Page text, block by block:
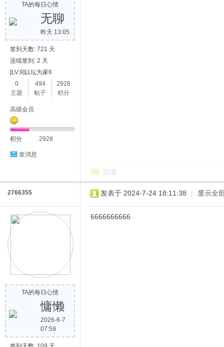
TA的每日心情
无聊
昨天 13:05
签到天数: 721 天
连续签到: 2 天
[LV.9]以坛为家II
0
主题
494
帖子
2928
积分
高级会员
积分 2928
发消息
回复
2766355
TA的每日心情
慵懒
2026-6-7
07:59
发表于 2024-7-24 18:11:38 | 显示全
6666666666